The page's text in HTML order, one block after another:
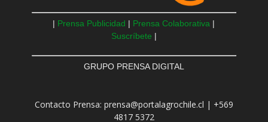
| Prensa Publicidad | Prensa Colaborativa |
Suscríbete |
GRUPO PRENSA DIGITAL
Contacto Prensa: prensa@portalagrochile.cl | +569
4817 5372